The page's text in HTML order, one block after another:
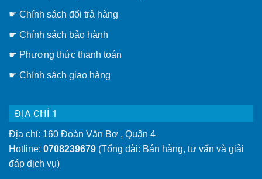
hay
giàn
thông
minh
tường
lợi
hơn
☛ Chính sách đổi trả hàng
☛ Chính sách bảo hành
☛ Phương thức thanh toán
☛ Chính sách giao hàng
ĐỊA CHỈ 1
Địa chỉ: 160 Đoàn Văn Bơ , Quận 4
Hotline: 0708239679 (Tổng đài: Bán hàng, tư vấn và giải
đáp dịch vụ)